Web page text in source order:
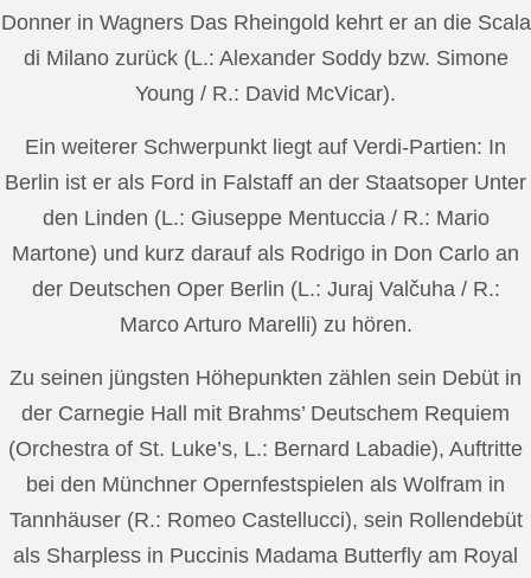
Donner in Wagners Das Rheingold kehrt er an die Scala
di Milano zurück (L.: Alexander Soddy bzw. Simone
Young / R.: David McVicar).
Ein weiterer Schwerpunkt liegt auf Verdi-Partien: In
Berlin ist er als Ford in Falstaff an der Staatsoper Unter
den Linden (L.: Giuseppe Mentuccia / R.: Mario
Martone) und kurz darauf als Rodrigo in Don Carlo an
der Deutschen Oper Berlin (L.: Juraj Valčuha / R.:
Marco Arturo Marelli) zu hören.
Zu seinen jüngsten Höhepunkten zählen sein Debüt in
der Carnegie Hall mit Brahms’ Deutschem Requiem
(Orchestra of St. Luke’s, L.: Bernard Labadie), Auftritte
bei den Münchner Opernfestspielen als Wolfram in
Tannhäuser (R.: Romeo Castellucci), sein Rollendebüt
als Sharpless in Puccinis Madama Butterfly am Royal